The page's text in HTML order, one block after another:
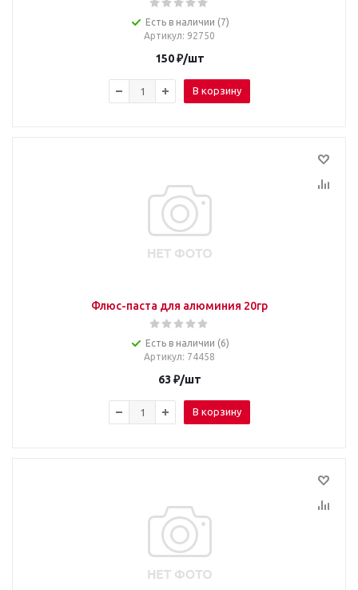
Есть в наличии (7)
Артикул: 92750
150₽/шт
В корзину
Флюс-паста для алюминия 20гр
Есть в наличии (6)
Артикул: 74458
63 ₽/шт
В корзину